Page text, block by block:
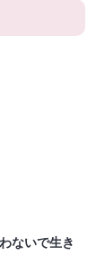
ないで生き